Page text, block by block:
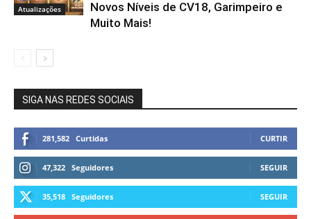
Atualizações
Novos Níveis de CV18, Garimpeiro e
Muito Mais!
SIGA NAS REDES SOCIAIS
281,582 Curtidas CURTIR
47,322 Seguidores SEGUIR
35,518 Seguidores SEGUIR